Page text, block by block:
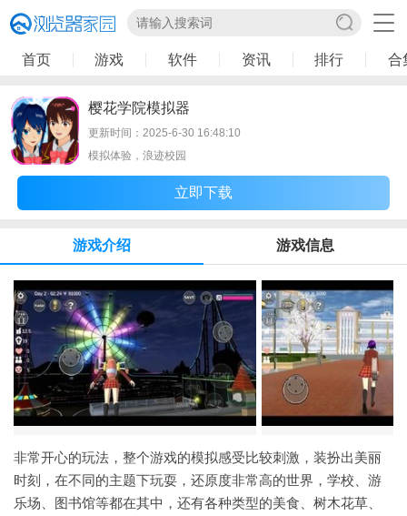
首页 游戏 软件 资讯 排行 合
樱花学院模拟器
更新时间：2025-6-30 16:48:10
模拟体验，浪迹校园
立即下载
游戏介绍 游戏信息
非常开心的玩法，整个游戏的模拟感受比较刺激，装扮出美丽
时刻，在不同的主题下玩耍，还原度非常高的世界，学校、游
乐场、图书馆等都在其中，还有各种类型的美食、树木花草、